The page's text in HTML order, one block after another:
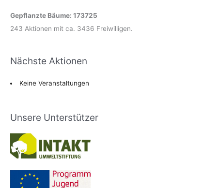
Gepflanzte Bäume: 173725
243 Aktionen mit ca. 3436 Freiwilligen.
Nächste Aktionen
Keine Veranstaltungen
Unsere Unterstützer